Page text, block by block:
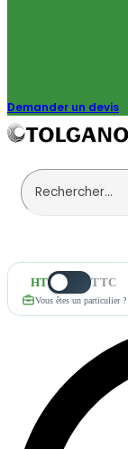
Demander un devis
HT TTC
Vous êtes un particulier ?